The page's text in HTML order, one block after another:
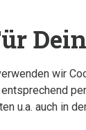
aber auch
Abisko
wir
u.a. auch in